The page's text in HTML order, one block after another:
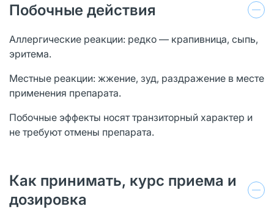
Побочные действия
Аллергические реакции: редко — крапивница, сыпь,
эритема.
Местные реакции: жжение, зуд, раздражение в месте
применения препарата.
Побочные эффекты носят транзиторный характер и
не требуют отмены препарата.
Как принимать, курс приема и
дозировка